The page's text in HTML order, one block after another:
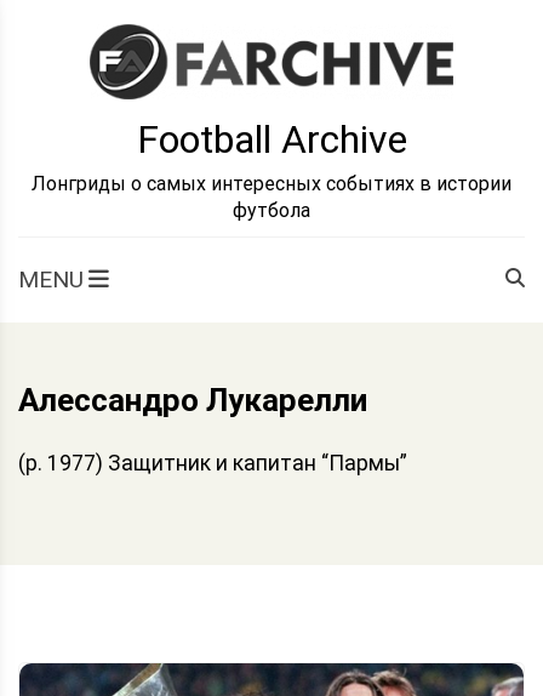
Football Archive
Лонгриды о самых интересных событиях в истории
футбола
MENU
Алессандро Лукарелли
(р. 1977) Защитник и капитан “Пармы”